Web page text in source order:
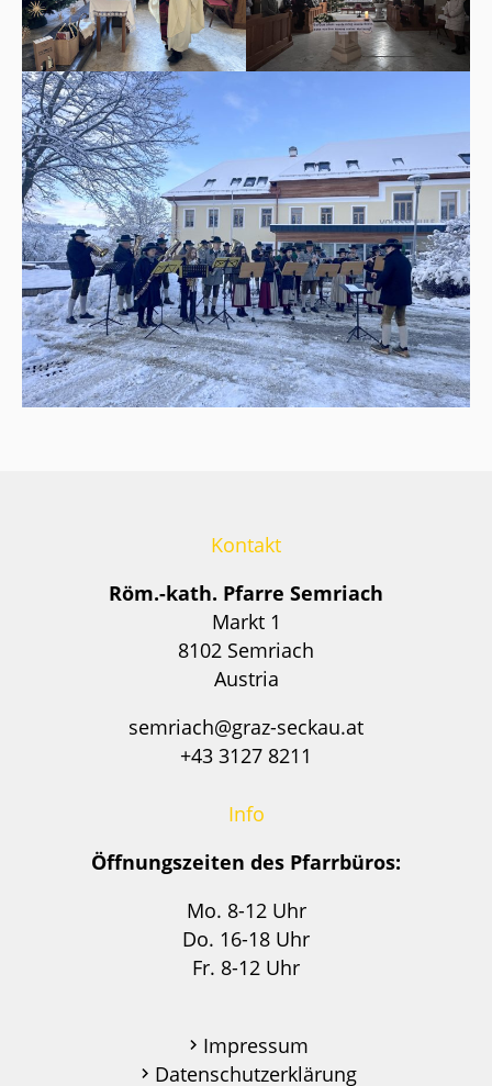
Kontakt
Röm.-kath. Pfarre Semriach
Markt 1
8102 Semriach
Austria
semriach@graz-seckau.at
+43 3127 8211
Info
Öffnungszeiten des Pfarrbüros:
Mo. 8-12 Uhr
Do. 16-18 Uhr
Fr. 8-12 Uhr
Impressum
Datenschutzerklärung